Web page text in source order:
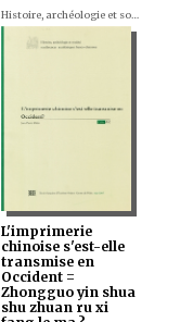
Histoire, archéologie et société. Conférences académiques franco-chinoises
L'imprimerie
chinoise s'est-elle
transmise en
Occident =
Zhongguo yin shua
shu zhuan ru xi